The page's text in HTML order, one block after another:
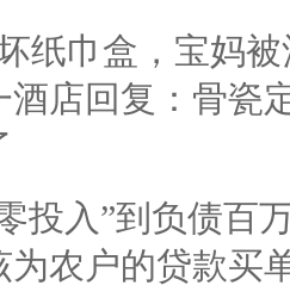
纸巾盒，宝妈
酒店回复：骨瓷
投入”到负债百
为农户的贷款买